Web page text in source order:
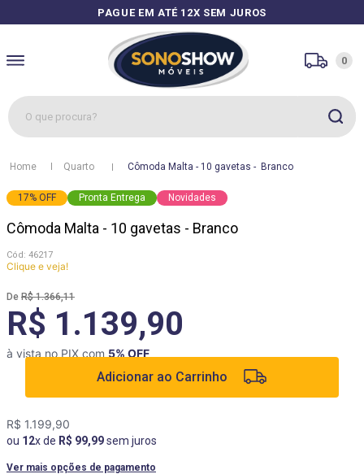
PAGUE EM ATÉ 12X SEM JUROS
0
O que procura?
Quarto Cômoda Malta - 10 gavetas -  Branco
17% OFF Pronta Entrega Novidades
Cômoda Malta - 10 gavetas - Branco
: 46217
Clique e veja!
R$ 1.366,11
R$ 1.139,90
à vista no PIX com 5% OFF
Adicionar ao Carrinho
R$ 1.199,90
ou 12x de R$ 99,99sem juros
Ver mais opções de pagamento
3º cozinhas
4 º sofá
5º apolo
6º mesa
7 º cozinha módulos
8º rack